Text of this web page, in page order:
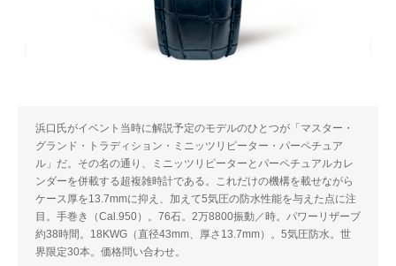
浜口氏がイベント当時に解説予定のモデルのひとつが「マスター・
グランド・トラディション・ミニッツリピーター・パーペチュア
ル」だ。その名の通り、ミニッツリピーターとパーペチュアルカレ
ンダーを併載する超複雑時計である。これだけの機構を載せながら
ケース厚を13.7mmに抑え、加えて5気圧の防水性能を与えた点に注
目。手巻き（Cal.950）。76石。2万8800振動／時。パワーリザーブ
約38時間。18KWG（直径43mm、厚さ13.7mm）。5気圧防水。世
界限定30本。価格問い合わせ。